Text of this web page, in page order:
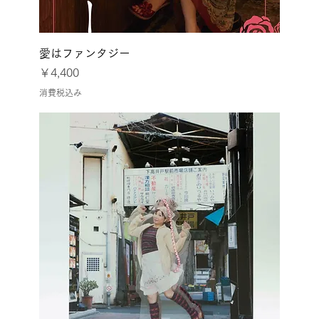
愛はファンタジー
価格
￥4,400
消費税込み